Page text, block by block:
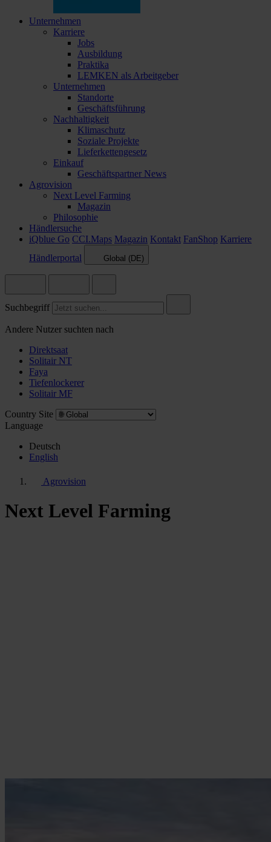
Unternehmen
Karriere
Jobs
Ausbildung
Praktika
LEMKEN als Arbeitgeber
Unternehmen
Standorte
Geschäftsführung
Nachhaltigkeit
Klimaschutz
Soziale Projekte
Lieferkettengesetz
Einkauf
Geschäftspartner News
Agrovision
Next Level Farming
Magazin
Philosophie
Händlersuche
iQblue Go CCI.Maps Magazin Kontakt FanShop Karriere
Händlerportal
Global (DE)
Suchbegriff
Andere Nutzer suchten nach
Direktsaat
Solitair NT
Faya
Tiefenlockerer
Solitair MF
Country Site
Language
Deutsch
English
Agrovision
Next Level Farming